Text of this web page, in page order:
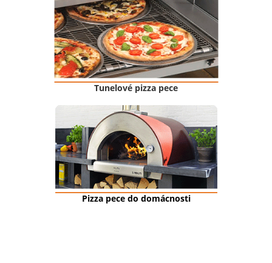
Tunelové pizza pece
Pizza pece do domácnosti